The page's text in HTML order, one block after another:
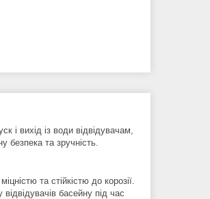
і вихід із води відвідувачам,
безпека та зручність.
та стійкістю до корозії.
басейну під час